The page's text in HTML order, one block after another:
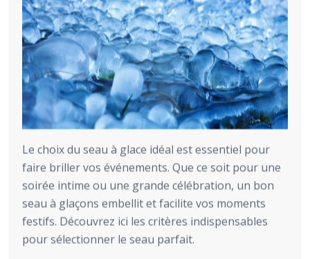
Le choix du seau à glace idéal est essentiel pour
faire briller vos événements. Que ce soit pour une
soirée intime ou une grande célébration, un bon
seau à glaçons embellit et facilite vos moments
festifs. Découvrez ici les critères indispensables
pour sélectionner le seau parfait.